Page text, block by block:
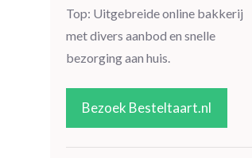
Top: Uitgebreide online bakkerij
met divers aanbod en snelle
bezorging aan huis.
Bezoek Besteltaart.nl